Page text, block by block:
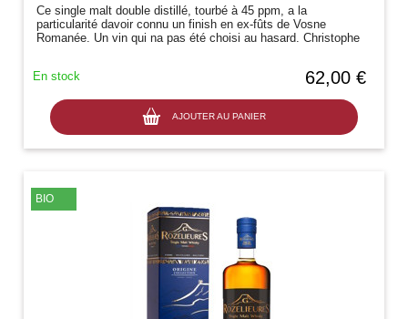
Ce single malt double distillé, tourbé à 45 ppm, a la
particularité davoir connu un finish en ex-fûts de Vosne
Romanée. Un vin qui na pas été choisi au hasard. Christophe
62,00 €
AJOUTER AU PANIER
En stock
BIO